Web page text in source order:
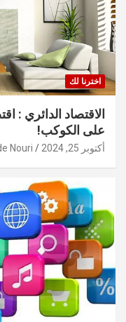
اخترنا لك
الاقتصاد الدائري :
على الكوكب!
أكتوبر 25, 2024 Nouri